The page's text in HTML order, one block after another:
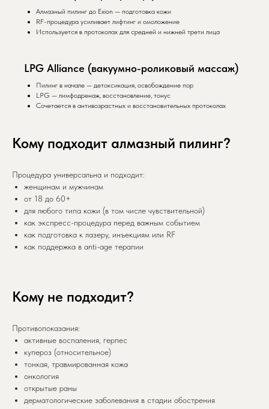
Алмазный пилинг до Exion — подготовка кожи
RF-процедура усиливает лифтинг и омоложение
Используется в протоколах для средней и нижней трети лица
LPG Alliance (вакуумно-роликовый массаж)
Пилинг в начале — детоксикация, освобождение пор
LPG — лимфодренаж, восстановление, тонус
Сочетается в антивозрастных и восстановительных протоколах
Кому подходит алмазный пилинг?
Процедура универсальна и подходит:
женщинам и мужчинам
от 18 до 60+
для любого типа кожи (в том числе чувствительной)
как экспресс-процедура перед важным событием
как подготовка к лазеру, инъекциям или RF
как поддержка в anti-age терапии
Кому не подходит?
Противопоказания:
активные воспаления, герпес
купероз (относительное)
тонкая, травмированная кожа
онкология
открытые раны
дерматологические заболевания в стадии обострения